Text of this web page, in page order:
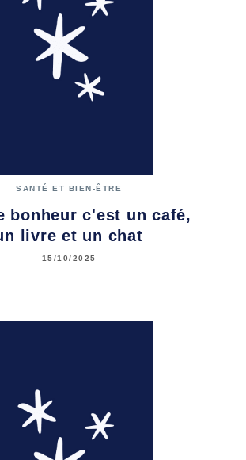
SANTÉ ET BIEN-ÊTRE
bonheur c'est un café,
livre et un chat
15/10/2025